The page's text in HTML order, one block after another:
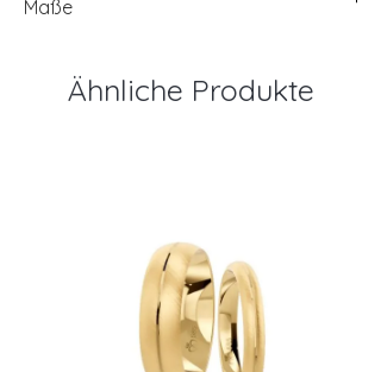
Maße
Ähnliche Produkte